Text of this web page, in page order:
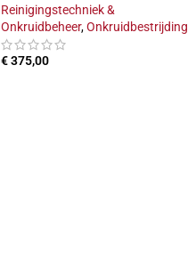
Reinigingstechniek &
Onkruidbeheer,Onkruidbestrijding
€375,00